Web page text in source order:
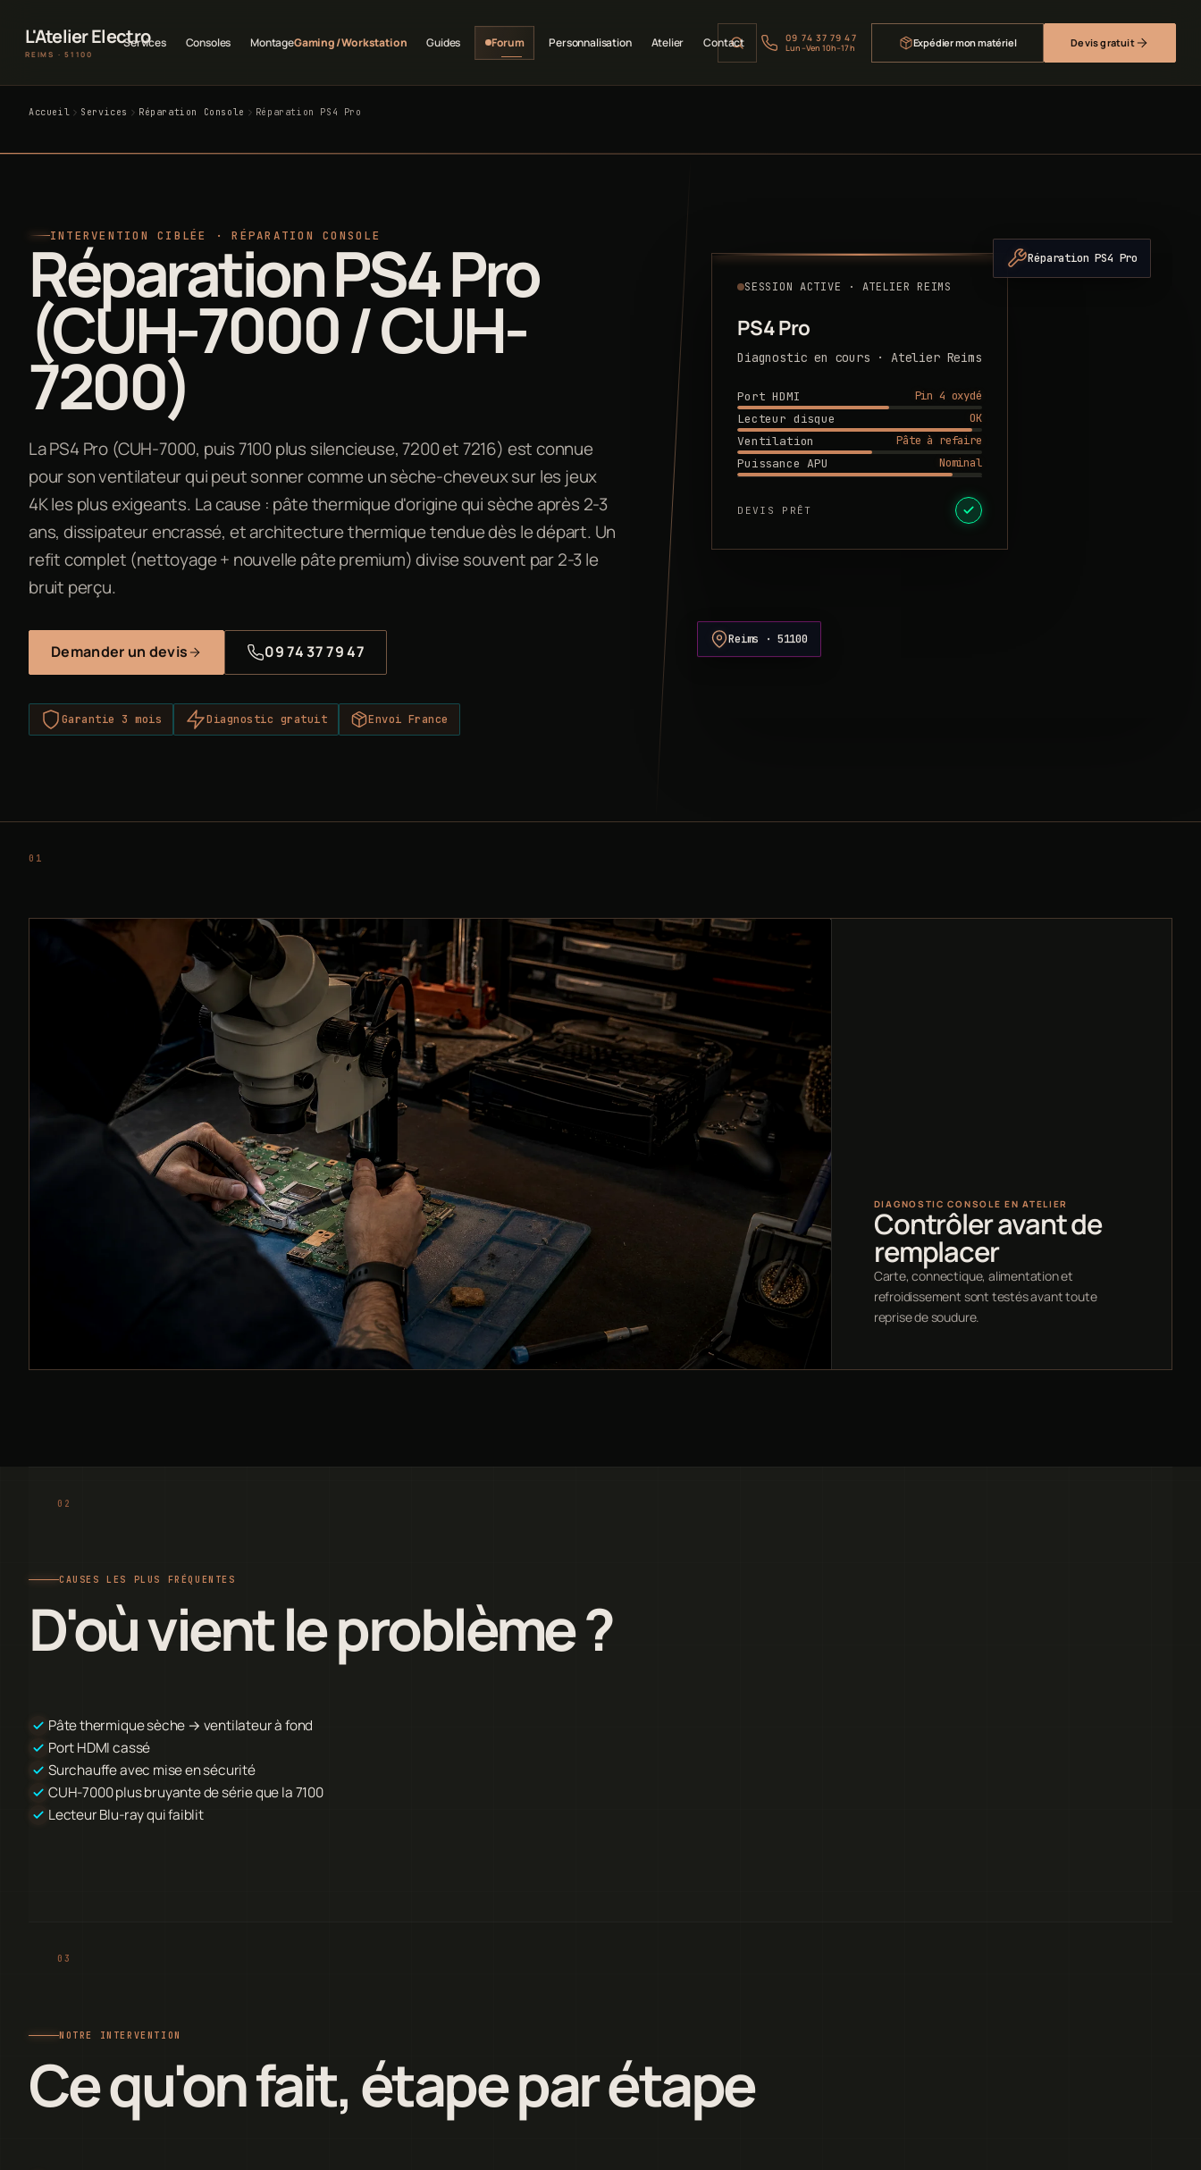
L'Atelier Electro
REIMS · 51100
Services Consoles MontageGaming / Workstation Guides Forum Personnalisation Atelier Contact 09 74 37 79 47
Lun–Ven 10h–17h Expédier mon matériel Devis gratuit
Accueil Services Réparation Console Réparation PS4 Pro
INTERVENTION CIBLÉE · RÉPARATION CONSOLE
Réparation PS4 Pro
(CUH-7000 / CUH-
7200)
La PS4 Pro (CUH-7000, puis 7100 plus silencieuse, 7200 et 7216) est connue
pour son ventilateur qui peut sonner comme un sèche-cheveux sur les jeux
4K les plus exigeants. La cause : pâte thermique d'origine qui sèche après 2-3
ans, dissipateur encrassé, et architecture thermique tendue dès le départ. Un
refit complet (nettoyage + nouvelle pâte premium) divise souvent par 2-3 le
bruit perçu.
Demander un devis 09 74 37 79 47
Garantie 3 mois Diagnostic gratuit Envoi France
SESSION ACTIVE · ATELIER REIMS
PS4 Pro
Diagnostic en cours · Atelier Reims
Port HDMI
Pin 4 oxydé
Lecteur disque
OK
Ventilation
Pâte à refaire
Puissance APU
Nominal
DEVIS PRÊT
Réparation PS4 Pro
Reims · 51100
DIAGNOSTIC CONSOLE EN ATELIER
Contrôler avant de
remplacer
Carte, connectique, alimentation et
refroidissement sont testés avant toute
reprise de soudure.
CAUSES LES PLUS FRÉQUENTES
D'où vient le problème ?
Pâte thermique sèche → ventilateur à fond
Port HDMI cassé
Surchauffe avec mise en sécurité
CUH-7000 plus bruyante de série que la 7100
Lecteur Blu-ray qui faiblit
NOTRE INTERVENTION
Ce qu'on fait, étape par étape